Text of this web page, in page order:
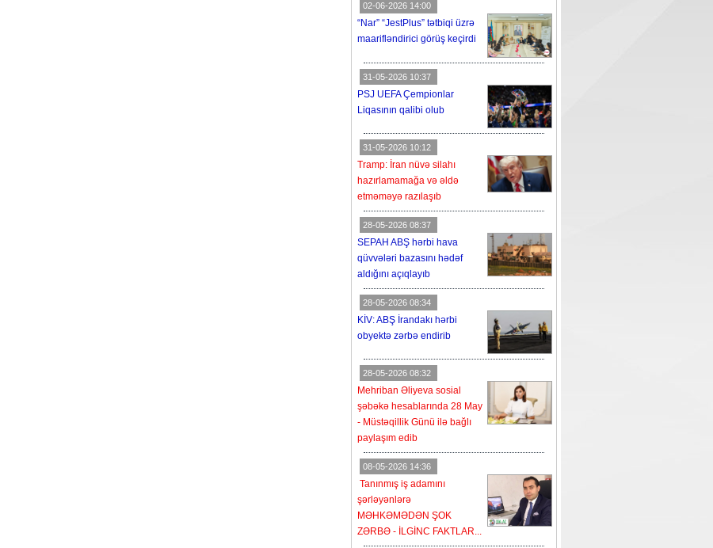
02-06-2026 14:00
“Nar” “JestPlus” tətbiqi üzrə
maarifləndirici görüş keçirdi
31-05-2026 10:37
PSJ UEFA Çempionlar
Liqasının qalibi olub
31-05-2026 10:12
Tramp: İran nüvə silahı
hazırlamamağa və əldə
etməməyə razılaşıb
28-05-2026 08:37
SEPAH ABŞ hərbi hava
qüvvələri bazasını hədəf
aldığını açıqlayıb
28-05-2026 08:34
KİV: ABŞ İrandakı hərbi
obyektə zərbə endirib
28-05-2026 08:32
Mehriban Əliyeva sosial
şəbəkə hesablarında 28 May
- Müstəqillik Günü ilə bağlı
paylaşım edib
08-05-2026 14:36
Tanınmış iş adamını
şərləyənlərə
MƏHKƏMƏDƏN ŞOK
ZƏRBƏ - İLGİNC FAKTLAR...